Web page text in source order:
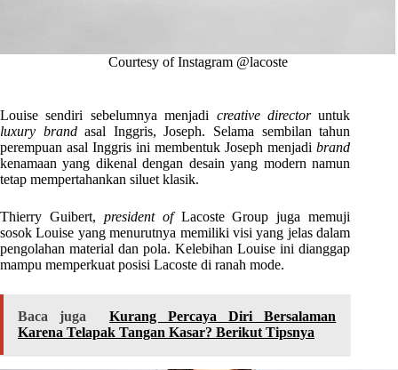
Courtesy of Instagram @lacoste
Louise sendiri sebelumnya menjadi creative directoruntuk
luxury brandasal Inggris, Joseph. Selama sembilan tahun
perempuan asal Inggris ini membentuk Joseph menjadibrand
kenamaan yang dikenal dengan desain yang modern namun
tetap mempertahankan siluet klasik.
Thierry Guibert, president ofLacoste Group juga memuji
sosok Louise yang menurutnya memiliki visi yang jelas dalam
pengolahan material dan pola. Kelebihan Louise ini dianggap
mampu memperkuat posisi Lacoste di ranah mode.
Baca juga
Kurang Percaya Diri Bersalaman
Karena Telapak Tangan Kasar? Berikut Tipsnya